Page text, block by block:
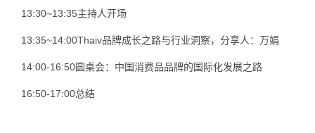
13:30~13:35主持人开场
13:35~14:00Thaiv品牌成长之路与行业洞察，分享人：万娟
14:00-16:50圆桌会：中国消费品品牌的国际化发展之路
16:50-17:00总结